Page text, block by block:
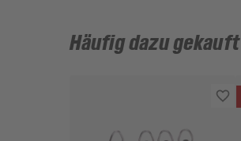
Häufig dazu gekauft